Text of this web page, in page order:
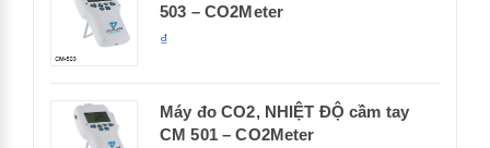
503 – CO2Meter
₫
Máy đo CO2, NHIỆT ĐỘ cầm tay
CM 501 – CO2Meter